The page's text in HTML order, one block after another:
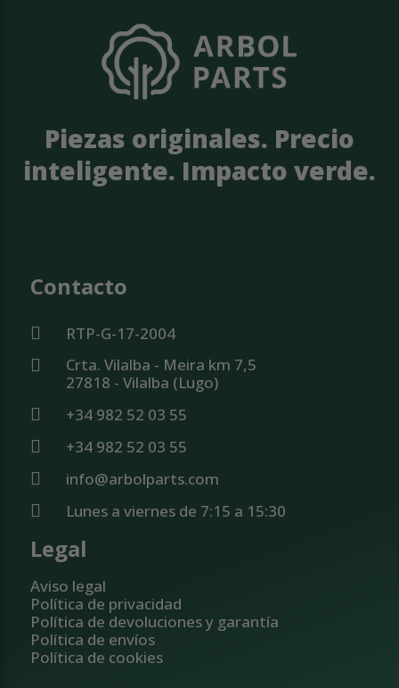
Piezas originales. Precio
inteligente. Impacto verde.
Contacto
RTP-G-17-2004
Crta. Vilalba - Meira km 7,5
27818 - Vilalba (Lugo)
+34 982 52 03 55
+34 982 52 03 55
info@arbolparts.com
Lunes a viernes de 7:15 a 15:30
Legal
Aviso legal
Política de privacidad
Política de devoluciones y garantía
Política de envíos
Política de cookies